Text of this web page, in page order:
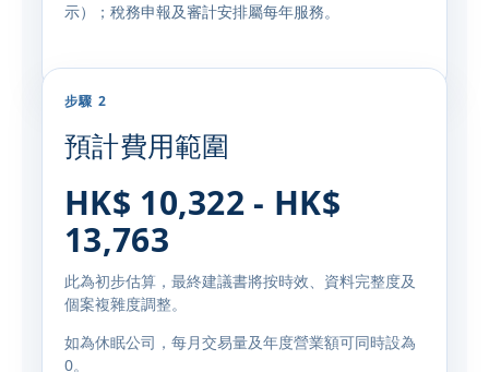
示）；稅務申報及審計安排屬每年服務。
步驟 2
預計費用範圍
HK$ 10,322 - HK$
13,763
此為初步估算，最終建議書將按時效、資料完整度及
個案複雜度調整。
如為休眠公司，每月交易量及年度營業額可同時設為
0。